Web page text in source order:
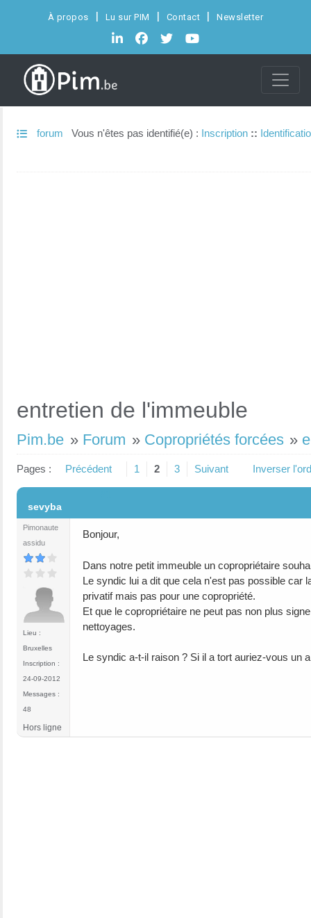
À propos Lu sur PIM Contact Newsletter
forum Vous n'êtes pas identifié(e) : Inscription ::
entretien de l'immeuble
Pim.be » Forum » Copropriétés forcées »
Pages : Précédent 1 2 3 Suivant Inverser
sevyba
Pimonaute
assidu
Lieu :
Bruxelles
Inscription :
24-09-2012
Messages :
48
Bonjour,
Dans notre petit immeuble un copropriétaire
Le syndic lui a dit que cela n'est pas possible car
privatif mais pas pour une copropriété.
Et que le copropriétaire ne peut pas non plus
nettoyages.
Le syndic a-t-il raison ? Si il a tort auriez-vous un
Hors ligne